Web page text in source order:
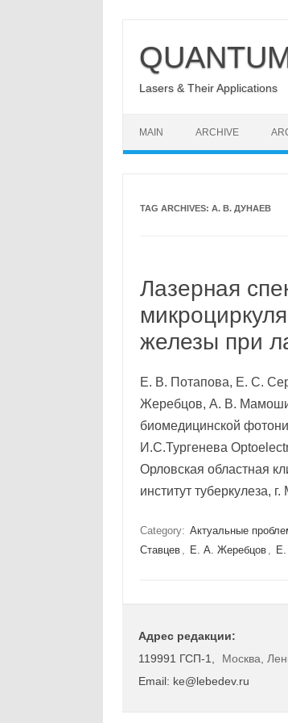
content
Lasers & Their Applications
MAIN ARCHIVE
TAG ARCHIVES: А. В. ДУНАЕВ
Лазерная
железы при
Е. В. Потапова, Е. С.
Жеребцов, А. В.
биомедицинской
И.С.Тургенева
Орловская областная
институт туберкулеза,
Category: Актуальные
Ставцев , Е. А. Жеребцов ,
Адрес редакции:
119991 ГСП-1,
Москва,
Email: ke@lebedev.ru